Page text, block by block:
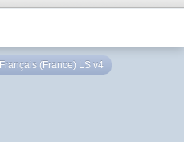
Français (France) LS v4